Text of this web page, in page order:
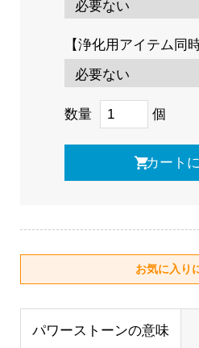
【浄化用アイテム同
数量 個
パワーストーンの意味